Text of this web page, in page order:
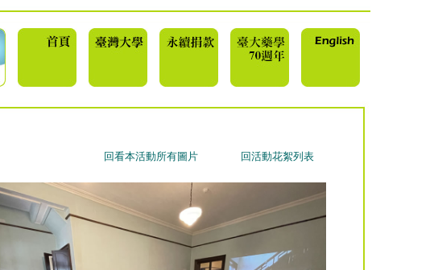
回看本活動所有圖片 回活動花絮列表